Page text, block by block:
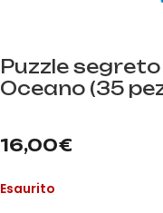
Puzzle
Oceano (35
16,00€
Esaurito